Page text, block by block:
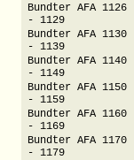
Bundter AFA 1126
- 1129
Bundter AFA 1130
- 1139
Bundter AFA 1140
- 1149
Bundter AFA 1150
- 1159
Bundter AFA 1160
- 1169
Bundter AFA 1170
- 1179